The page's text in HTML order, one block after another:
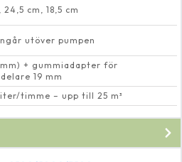
cm, 18,5 cm
utöver pumpen
+ gummiadapter för
19 mm
timme – upp till 25 m³